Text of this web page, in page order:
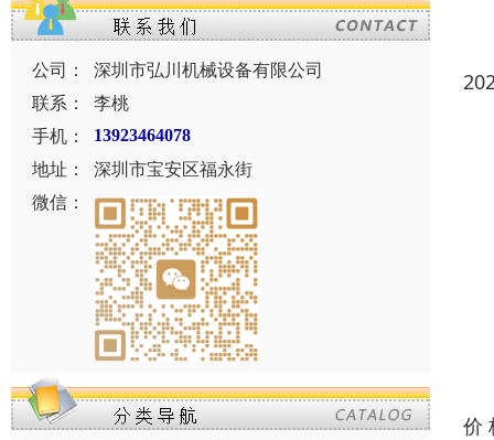
公司：
深圳市弘川机械设备有限公司
联系：
李桃
手机：
13923464078
地址：
深圳市宝安区福永街
微信：
价